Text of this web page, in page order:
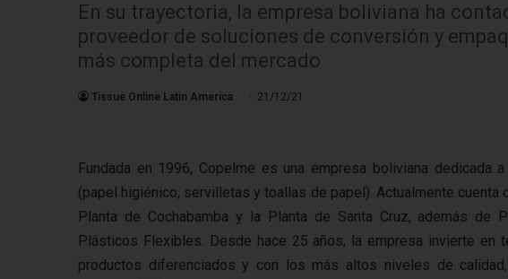
En su trayectoria, la empresa boliviana ha
proveedor de soluciones de conversión y
más completa del mercado
Tissue Online Latin America 21/12/21
Fundada en 1996, Copelme es una empresa boliviana dedicada
(papel higiénico, servilletas y toallas de papel). Actualmente cuenta
Planta de Cochabamba y la Planta de Santa Cruz, además de
Plásticos Flexibles. Desde hace 25 años, la empresa invierte en
productos diferenciados y con los más altos niveles de